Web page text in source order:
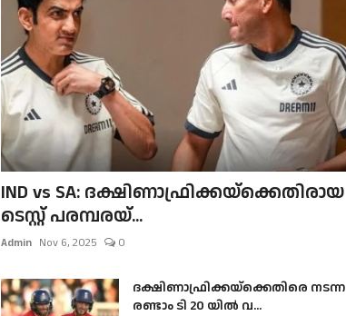
IND vs SA: ദക്ഷിണാഫ്രിക്കയ്‌ക്കെതിരായ
ടെസ്റ്റ് പരമ്പരയ്...
Admin Nov 6, 2025 0
ദക്ഷിണാഫ്രിക്കയ്‌ക്കെതിരെ നടന്ന
രണ്ടാം ടി 20 യിൽ വ...